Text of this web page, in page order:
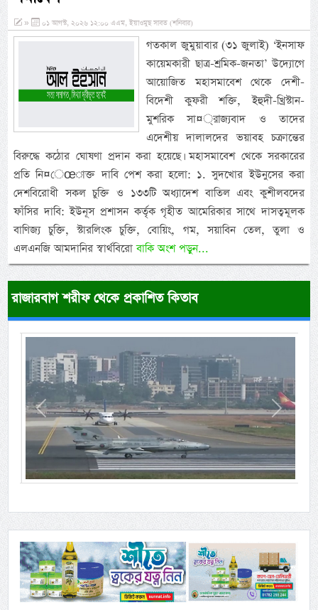
» ০১ আগস্ট, ২০২৬ ১২:০০ এএম, ইয়াওমুছ সাবত (শনিবার)
গতকাল জুমুয়াবার (৩১ জুলাই) ‘ইনসাফ
কায়েমকারী ছাত্র-শ্রমিক-জনতা’ উদ্যোগে
আয়োজিত মহাসমাবেশ থেকে দেশী-
বিদেশী কুফরী শক্তি, ইহুদী-খ্রিস্টান-
মুশরিক সা¤্রাজ্যবাদ ও তাদের
এদেশীয় দালালদের ভয়াবহ চক্রান্তের
বিরুদ্ধে কঠোর ঘোষণা প্রদান করা হয়েছে। মহাসমাবেশ থেকে সরকারের
প্রতি নি¤েœাক্ত দাবি পেশ করা হলো: ১. সুদখোর ইউনুসের করা
দেশবিরোধী সকল চুক্তি ও ১৩৩টি অধ্যাদেশ বাতিল এবং কুশীলবদের
ফাঁসির দাবি: ইউনূস প্রশাসন কর্তৃক গৃহীত আমেরিকার সাথে দাসত্বমূলক
বাণিজ্য চুক্তি, স্টারলিংক চুক্তি, বোয়িং, গম, সয়াবিন তেল, তুলা ও
এলএনজি আমদানির স্বার্থবিরোবাকি অংশ পড়ুন...
রাজারবাগ শরীফ থেকে প্রকাশিত কিতাব
Previous Next